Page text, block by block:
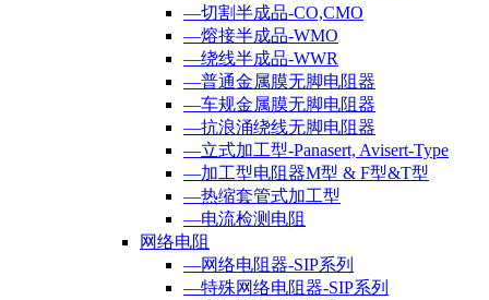
—切割半成品-CO,CMO
—熔接半成品-WMO
—绕线半成品-WWR
—普通金属膜无脚电阻器
—车规金属膜无脚电阻器
—抗浪涌绕线无脚电阻器
—立式加工型-Panasert, Avisert-Type
—加工型电阻器M型 & F型&T型
—热缩套管式加工型
—电流检测电阻
网络电阻
—网络电阻器-SIP系列
—特殊网络电阻器-SIP系列